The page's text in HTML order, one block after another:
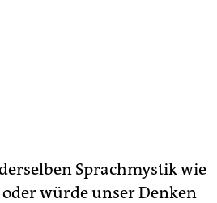
Sprachmystik wie
oder würde unser Denken